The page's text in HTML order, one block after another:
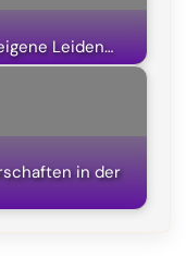
Leiden…
in der